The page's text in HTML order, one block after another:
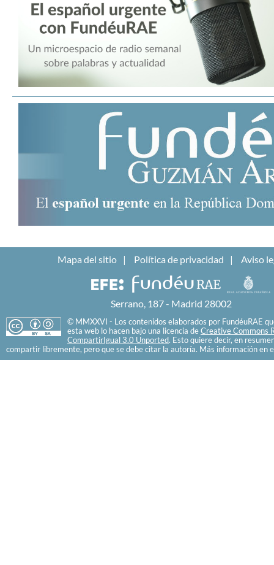
Mapa del sitio Política de privacidad Aviso
Serrano, 187 - Madrid 28002
© MMXXVI - Los contenidos elaborados por FundéuRAE
esta web lo hacen bajo una licencia de Creative Commons
CompartirIgual 3.0 Unported. Esto quiere decir, en
compartir libremente, pero que se debe citar la autoría. Más información en